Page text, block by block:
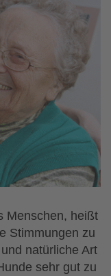
Menschen, heißt
Stimmungen zu
natürliche Art
sehr gut zu